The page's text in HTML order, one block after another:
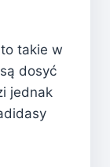
takie w
dosyć
jednak